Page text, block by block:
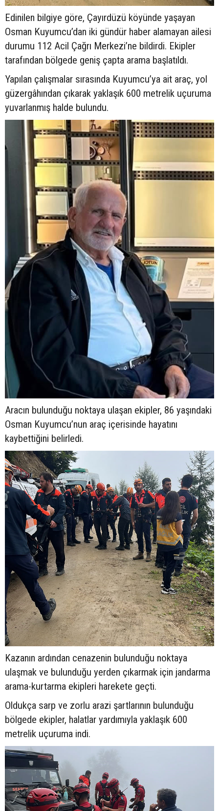
Edinilen bilgiye göre, Çayırdüzü köyünde yaşayan
Osman Kuyumcu’dan iki gündür haber alamayan ailesi
durumu 112 Acil Çağrı Merkezi’ne bildirdi. Ekipler
tarafından bölgede geniş çapta arama başlatıldı.
Yapılan çalışmalar sırasında Kuyumcu’ya ait araç, yol
güzergâhından çıkarak yaklaşık 600 metrelik uçuruma
yuvarlanmış halde bulundu.
Aracın bulunduğu noktaya ulaşan ekipler, 86 yaşındaki
Osman Kuyumcu’nun araç içerisinde hayatını
kaybettiğini belirledi.
Kazanın ardından cenazenin bulunduğu noktaya
ulaşmak ve bulunduğu yerden çıkarmak için jandarma
arama-kurtarma ekipleri harekete geçti.
Oldukça sarp ve zorlu arazi şartlarının bulunduğu
bölgede ekipler, halatlar yardımıyla yaklaşık 600
metrelik uçuruma indi.